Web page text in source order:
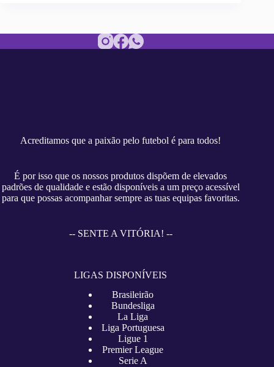
Adepto
Acreditamos que a paixão pelo futebol é para todos!
É por isso que os nossos produtos dispõem de elevados
padrões de qualidade e estão disponíveis a um preço acessível
para que possas acompanhar sempre as tuas equipas favoritas.
-- SENTE A VITÓRIA! --
LIGAS DISPONÍVEIS
Brasileirão
Bundesliga
La Liga
Liga Portuguesa
Ligue 1
Premier League
Serie A